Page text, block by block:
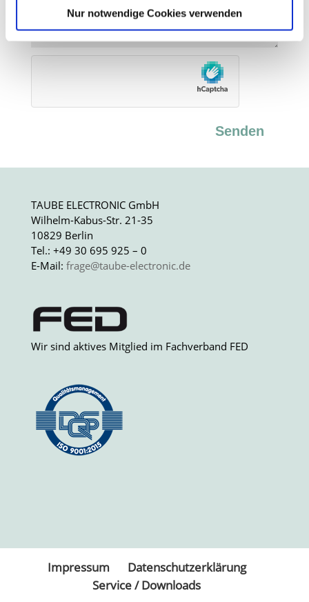
Sie können Ihre Einwilligung jederzeit von derCookie-
Nur notwendige Cookies verwenden
Senden
TAUBE ELECTRONIC GmbH
Wilhelm-Kabus-Str. 21-35
10829 Berlin
Tel.: +49 30 695 925 – 0
E-Mail: frage@taube-electronic.de
Wir sind aktives Mitglied im Fachverband FED
Impressum
Datenschutzerklärung
Service / Downloads